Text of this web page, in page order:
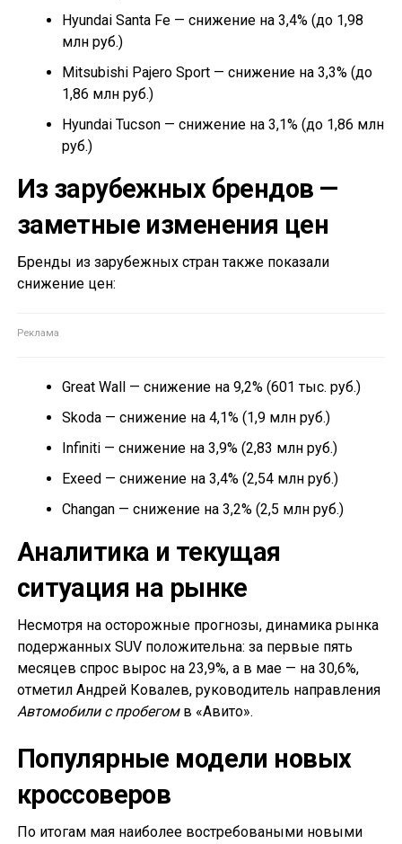
Hyundai Santa Fe — снижение на 3,4% (до 1,98
млн руб.)
Mitsubishi Pajero Sport — снижение на 3,3% (до
1,86 млн руб.)
Hyundai Tucson — снижение на 3,1% (до 1,86 млн
руб.)
Из зарубежных брендов —
заметные изменения цен
Бренды из зарубежных стран также показали
снижение цен:
Great Wall — снижение на 9,2% (601 тыс. руб.)
Skoda — снижение на 4,1% (1,9 млн руб.)
Infiniti — снижение на 3,9% (2,83 млн руб.)
Exeed — снижение на 3,4% (2,54 млн руб.)
Changan — снижение на 3,2% (2,5 млн руб.)
Аналитика и текущая
ситуация на рынке
Несмотря на осторожные прогнозы, динамика рынка
подержанных SUV положительна: за первые пять
месяцев спрос вырос на 23,9%, а в мае — на 30,6%,
отметил Андрей Ковалев, руководитель направления
Автомобили с пробегомв «Авито».
Популярные модели новых
кроссоверов
По итогам мая наиболее востребоваными новыми